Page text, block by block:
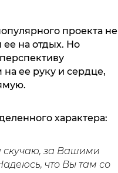
проекта не
ее на отдых. Но
ее руку и сердце,
характера:
скучаю, за Вашими
что Вы там со